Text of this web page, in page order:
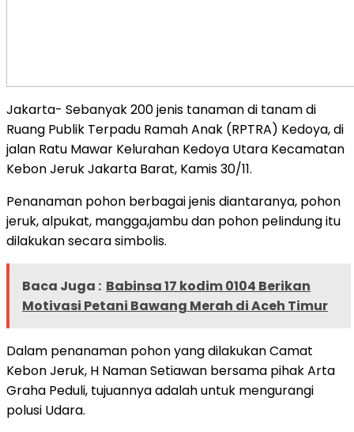
Jakarta- Sebanyak 200 jenis tanaman di tanam di
Ruang Publik Terpadu Ramah Anak (RPTRA) Kedoya, di
jalan Ratu Mawar Kelurahan Kedoya Utara Kecamatan
Kebon Jeruk Jakarta Barat, Kamis 30/11.
Penanaman pohon berbagai jenis diantaranya, pohon
jeruk, alpukat, mangga,jambu dan pohon pelindung itu
dilakukan secara simbolis.
Baca Juga : Babinsa 17 kodim 0104 Berikan
Motivasi Petani Bawang Merah di Aceh Timur
Dalam penanaman pohon yang dilakukan Camat
Kebon Jeruk, H Naman Setiawan bersama pihak Arta
Graha Peduli, tujuannya adalah untuk mengurangi
polusi Udara.